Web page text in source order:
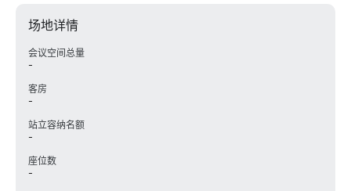
场地详情
会议空间总量
-
客房
-
站立容纳名额
-
座位数
-